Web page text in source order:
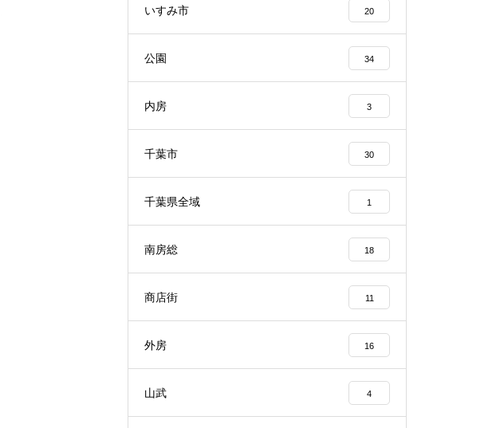
いすみ市 20
公園 34
内房 3
千葉市 30
千葉県全域 1
南房総 18
商店街 11
外房 16
山武 4